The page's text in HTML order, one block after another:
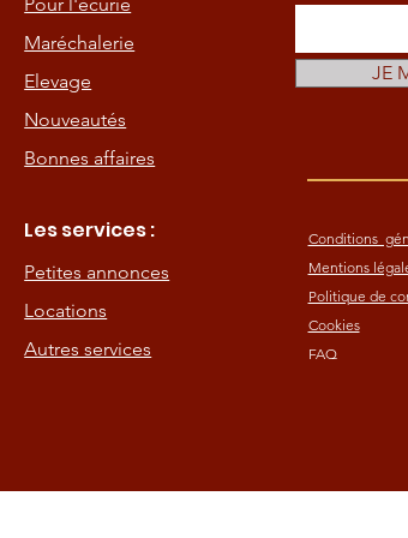
Maréchalerie
Elevage
Nouveautés
Bonnes affaires
Les services :
Petites annonces
Locations
Autres services
JE
Conditions
Mentions
Politique de
Cookies
FAQ